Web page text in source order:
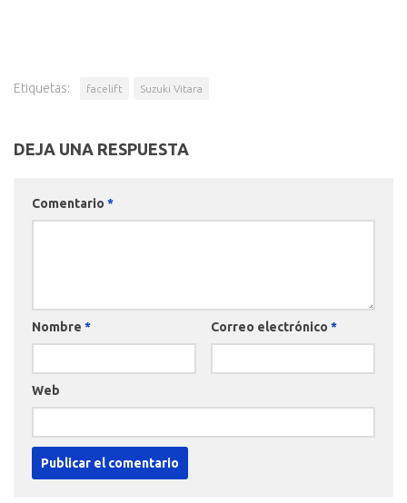
Etiquetas: facelift Suzuki Vitara
DEJA UNA RESPUESTA
Comentario *
Nombre * Correo electrónico *
Web